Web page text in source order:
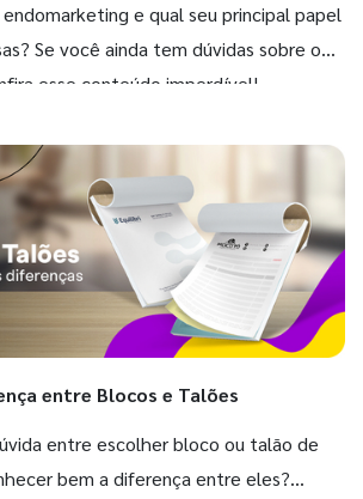
e qual seu principal papel
Se você ainda tem dúvidas sobre o
esse conteúdo imperdível!
entre Blocos e Talões
entre escolher bloco ou talão de
bem a diferença entre eles?